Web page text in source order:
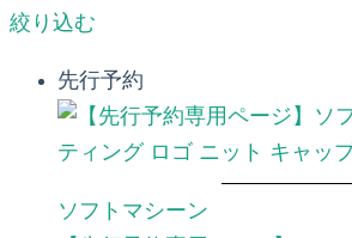
絞り込む
先行予約
ソフトマシーン